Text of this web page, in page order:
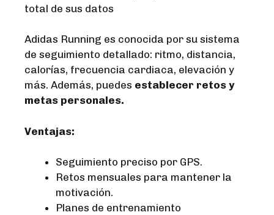
total de sus datos
Adidas Running es conocida por su sistema
de seguimiento detallado: ritmo, distancia,
calorías, frecuencia cardiaca, elevación y
más. Además, puedes establecer retos y
metas personales.
Ventajas:
Seguimiento preciso por GPS.
Retos mensuales para mantener la
motivación.
Planes de entrenamiento